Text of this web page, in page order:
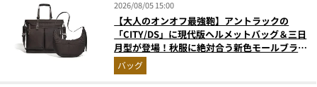
2026/08/05 15:00
【大人のオンオフ最強鞄】アントラックの
「CITY/DS」に現代版ヘルメットバッグ＆三日
月型が登場！秋服に絶対合う新色モールブラウ
ンが傑作
バッグ